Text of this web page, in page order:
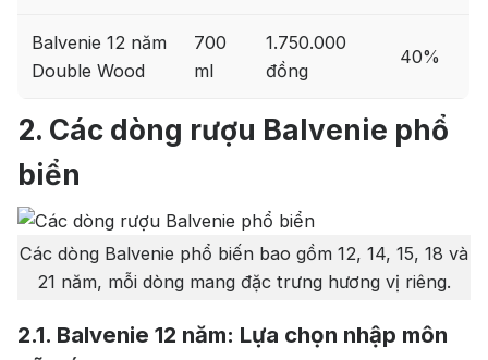
Balvenie 12 năm
Double Wood
700
ml
1.750.000
đồng
40%
2. Các dòng rượu Balvenie phổ
biển
Các dòng Balvenie phổ biến bao gồm 12, 14, 15, 18 và
21 năm, mỗi dòng mang đặc trưng hương vị riêng.
2.1. Balvenie 12 năm: Lựa chọn nhập môn